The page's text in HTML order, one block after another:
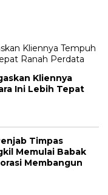
Kliennya
Ini Lebih Tepat
Timpas
Memulai Babak
Membangun